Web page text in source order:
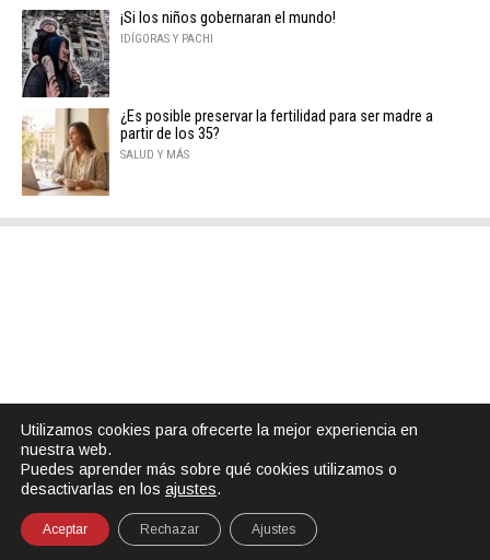
SHARE
¡Si los niños gobernaran el mundo!
IDÍGORAS Y PACHI
¿Es posible preservar la fertilidad para ser madre a
partir de los 35?
SALUD Y MÁS
Utilizamos cookies para ofrecerte la mejor experiencia en
nuestra web.
Puedes aprender más sobre qué cookies utilizamos o
desactivarlas en los ajustes.
Aceptar Rechazar Ajustes